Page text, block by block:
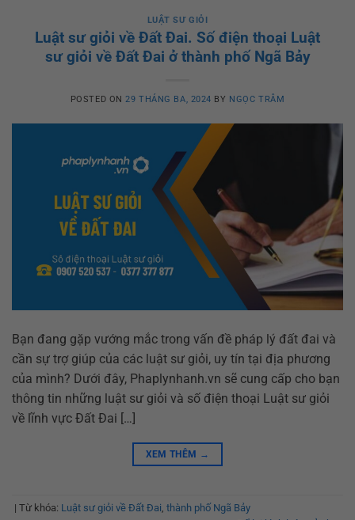
LUẬT SƯ GIỎI
Luật sư giỏi về Đất Đai. Số điện thoại Luật
sư giỏi về Đất Đai ở thành phố Ngã Bảy
POSTED ON29 THÁNG BA, 2024 BY NGỌC TRÂM
Bạn đang gặp vướng mắc trong vấn đề pháp lý đất đai và
cần sự trợ giúp của các luật sư giỏi, uy tín tại địa phương
của mình? Dưới đây, Phaplynhanh.vn sẽ cung cấp cho bạn
thông tin những luật sư giỏi và số điện thoại Luật sư giỏi
về lĩnh vực Đất Đai […]
XEM THÊM →
| Từ khóa: Luật sư giỏi về Đất Đai, thành phố Ngã Bảy